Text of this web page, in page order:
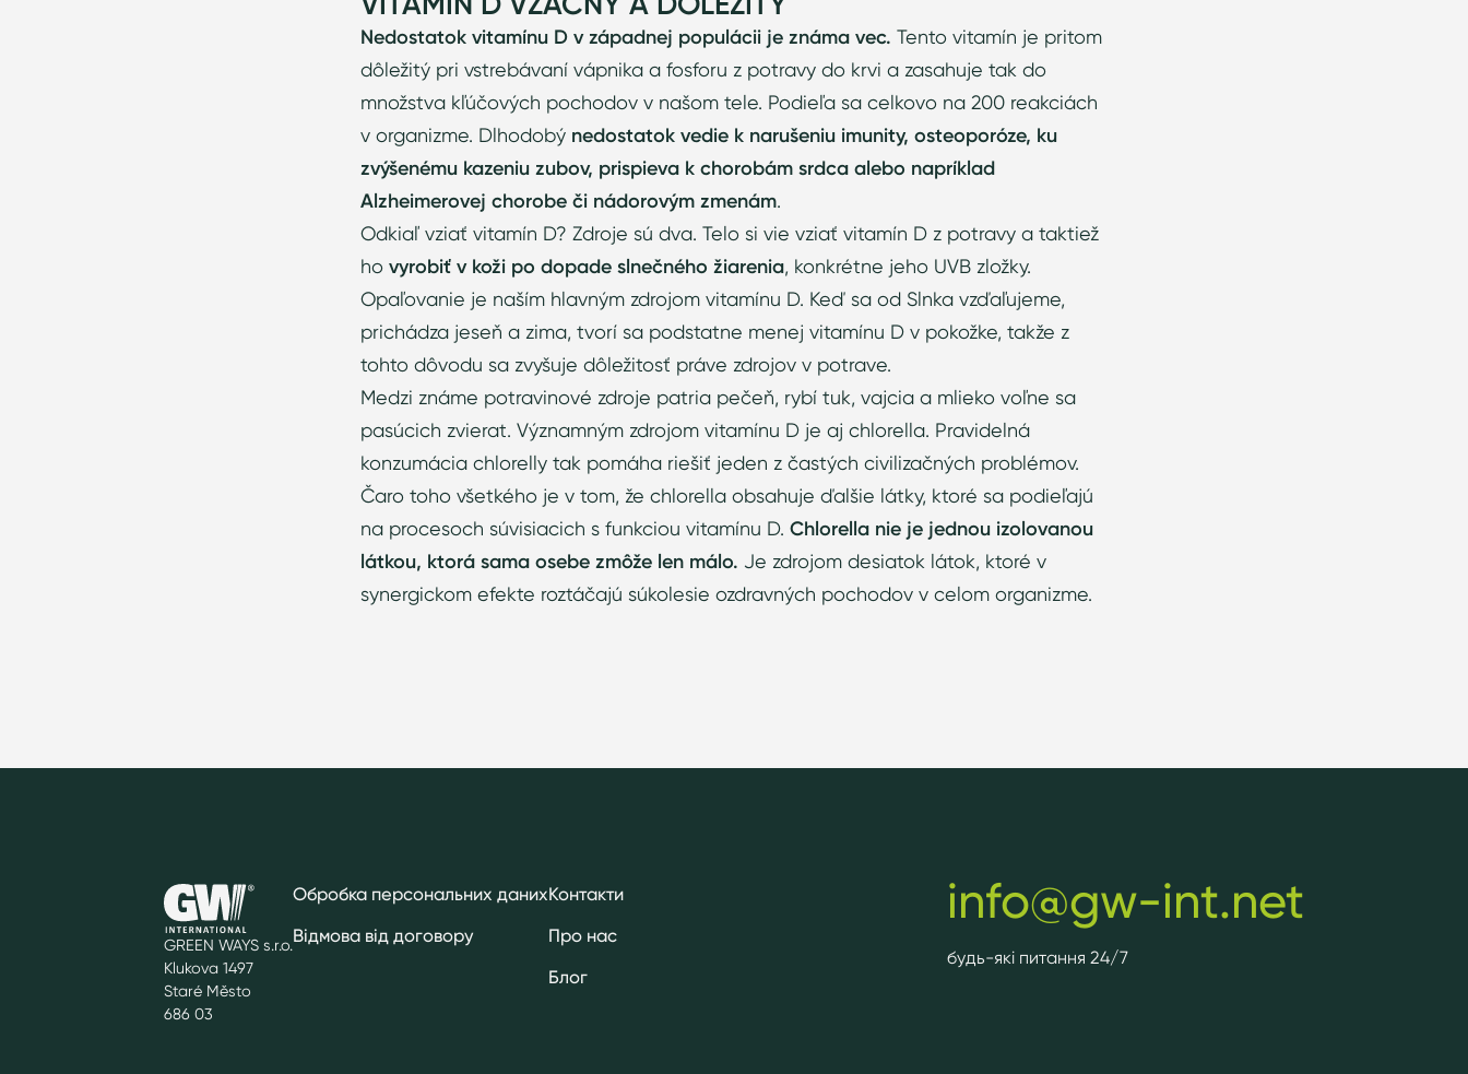
Nedostatok vitamínu D v západnej populácii je známa vec. Tento vitamín je pritom
dôležitý pri vstrebávaní vápnika a fosforu z potravy do krvi a zasahuje tak do
množstva kľúčových pochodov v našom tele. Podieľa sa celkovo na 200 reakciách
v organizme. Dlhodobý nedostatok vedie k narušeniu imunity, osteoporóze, ku
zvýšenému kazeniu zubov, prispieva k chorobám srdca alebo napríklad
Alzheimerovej chorobe či nádorovým zmenám.
Odkiaľ vziať vitamín D? Zdroje sú dva. Telo si vie vziať vitamín D z potravy a taktiež
ho vyrobiť v koži po dopade slnečného žiarenia, konkrétne jeho UVB zložky.
Opaľovanie je naším hlavným zdrojom vitamínu D. Keď sa od Slnka vzďaľujeme,
prichádza jeseň a zima, tvorí sa podstatne menej vitamínu D v pokožke, takže z
tohto dôvodu sa zvyšuje dôležitosť práve zdrojov v potrave.
Medzi známe potravinové zdroje patria pečeň, rybí tuk, vajcia a mlieko voľne sa
pasúcich zvierat. Významným zdrojom vitamínu D je aj chlorella. Pravidelná
konzumácia chlorelly tak pomáha riešiť jeden z častých civilizačných problémov.
Čaro toho všetkého je v tom, že chlorella obsahuje ďalšie látky, ktoré sa podieľajú
na procesoch súvisiacich s funkciou vitamínu D. Chlorella nie je jednou izolovanou
látkou, ktorá sama osebe zmôže len málo. Je zdrojom desiatok látok, ktoré v
synergickom efekte roztáčajú súkolesie ozdravných pochodov v celom organizme.
GREEN WAYS s.r.o.
Klukova 1497
Staré Město
686 03
Обробка персональних даних
Відмова від договору
Контакти
Про нас
Блог
info@gw-int.net
будь-які питання 24/7